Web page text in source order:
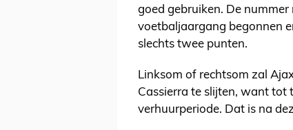
goed gebruiken. De
voetbaljaargang begonnen
slechts twee punten.
Linksom of rechtsom zal
Cassierra te slijten, want tot
verhuurperiode. Dat is na